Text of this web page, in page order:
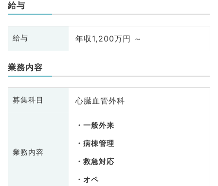
給与
給与 年収1,200万円 ～
業務内容
募集科目 心臓血管外科
業務内容
一般外来
病棟管理
救急対応
オペ